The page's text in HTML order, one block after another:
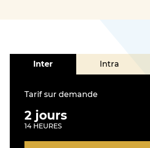
Inter Intra
Tarif sur demande
2 jours
14 HEURES